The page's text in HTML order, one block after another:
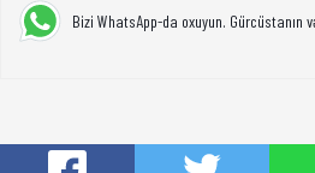
Bizi WhatsApp-da oxuyun. Gürcüstanın